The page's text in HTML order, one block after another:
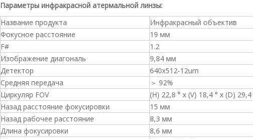
Параметры инфракрасной атермальной линзы:
Название продукта
Инфракрасный объектив
Фокусное расстояние
19 мм
F#
1.2
Изображение диагональ
9,84 мм
Детектор
640x512-12um
Средняя передача
＞ 92%
Циркуляр FOV
(H) 22,8 ° x (V) 18,4 ° x (D) 29,4
Назад расстояние фокусировки
15 мм
Назад рабочее расстояние
8,3 мм
Длина фокусировки
8,6 мм